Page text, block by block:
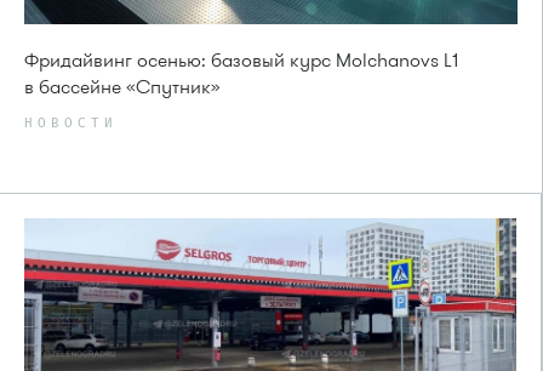
Фридайвинг осенью: базовый курс Molchanovs L1
в бассейне «Спутник»
НОВОСТИ